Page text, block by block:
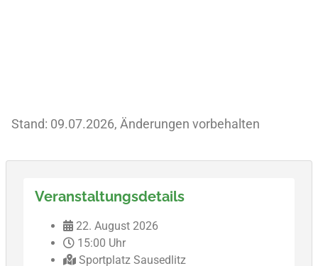
Stand: 09.07.2026, Änderungen vorbehalten
Veranstaltungsdetails
22. August 2026
15:00 Uhr
Sportplatz Sausedlitz